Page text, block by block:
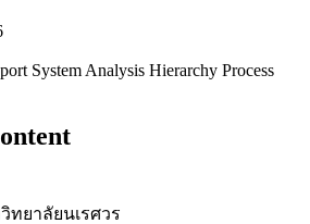
System Analysis Hierarchy Process
ยาลัยนเรศวร